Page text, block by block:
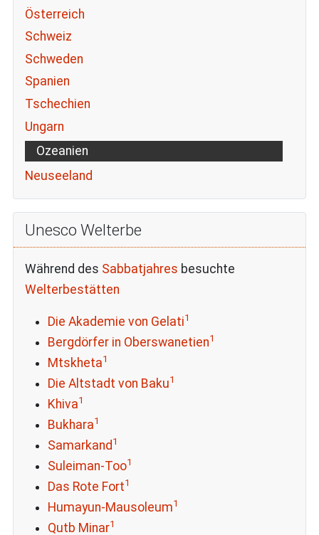
Österreich
Schweiz
Schweden
Spanien
Tschechien
Ungarn
Ozeanien
Neuseeland
Unesco Welterbe
Während des Sabbatjahres besuchte
Welterbestätten
Die Akademie von Gelati1
Bergdörfer in Oberswanetien1
Mtskheta1
Die Altstadt von Baku1
Khiva1
Bukhara1
Samarkand 1
Suleiman-Too1
Das Rote Fort1
Humayun-Mausoleum1
Qutb Minar1